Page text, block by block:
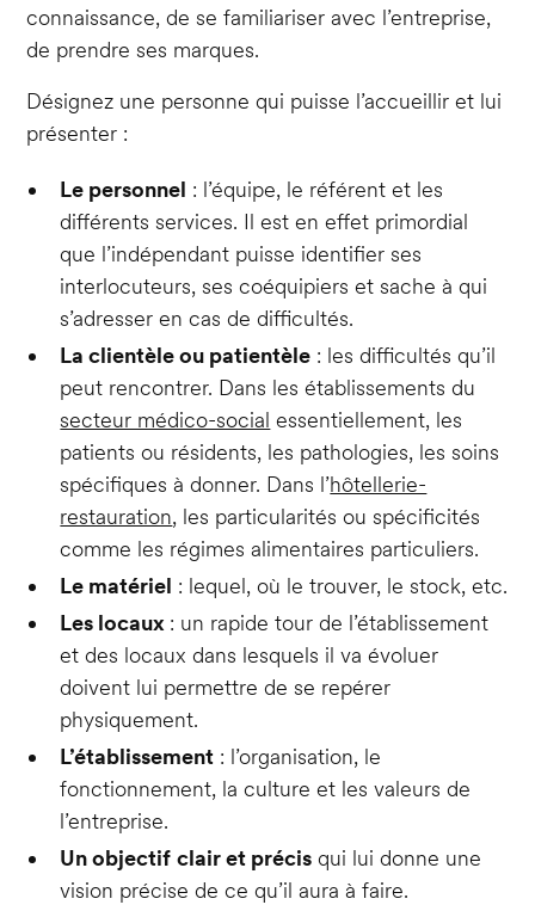
connaissance, de se familiariser avec l’entreprise,
de prendre ses marques.
Désignez une personne qui puisse l’accueillir et lui
présenter :
Le personnel : l’équipe, le référent et les
différents services. Il est en effet primordial
que l’indépendant puisse identifier ses
interlocuteurs, ses coéquipiers et sache à qui
s’adresser en cas de difficultés.
La clientèle ou patientèle : les difficultés qu’il
peut rencontrer. Dans les établissements du
secteur médico-social essentiellement, les
patients ou résidents, les pathologies, les soins
spécifiques à donner. Dans l’hôtellerie-
restauration, les particularités ou spécificités
comme les régimes alimentaires particuliers.
Le matériel : lequel, où le trouver, le stock, etc.
Les locaux : un rapide tour de l’établissement
et des locaux dans lesquels il va évoluer
doivent lui permettre de se repérer
physiquement.
L’établissement : l’organisation, le
fonctionnement, la culture et les valeurs de
l’entreprise.
Un objectif clair et précis qui lui donne une
vision précise de ce qu’il aura à faire.